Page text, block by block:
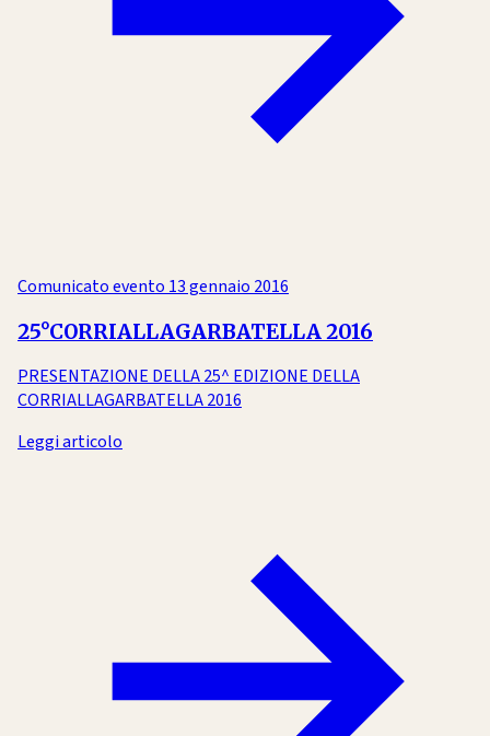
Comunicato evento 13 gennaio 2016
25°CORRIALLAGARBATELLA 2016
PRESENTAZIONE DELLA 25^ EDIZIONE DELLA
CORRIALLAGARBATELLA 2016
Leggi articolo